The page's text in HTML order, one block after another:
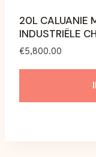
20L CALUANIE
INDUSTRIËLE
€5,800.00